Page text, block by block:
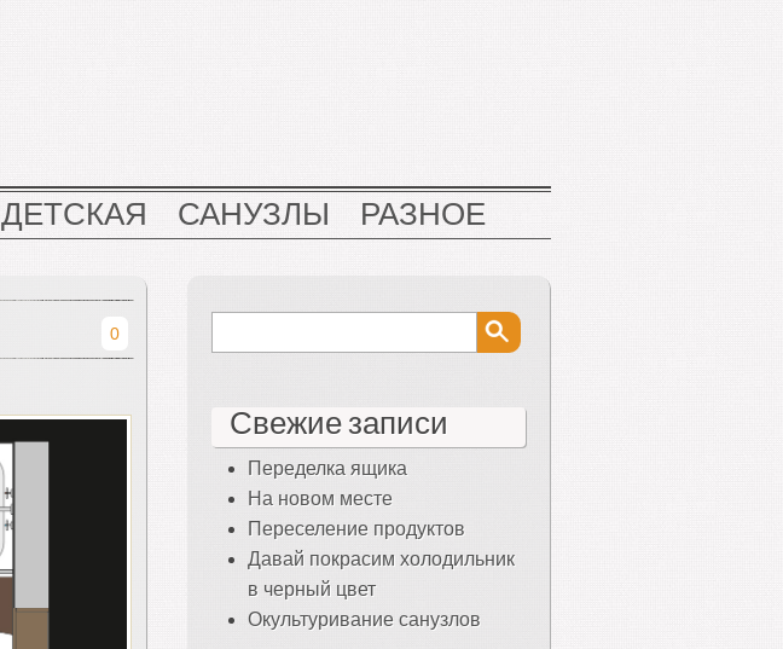
ДЕТСКАЯ САНУЗЛЫ РАЗНОЕ
0
Свежие записи
Переделка ящика
На новом месте
Переселение продуктов
Давай покрасим холодильник
в черный цвет
Окультуривание санузлов